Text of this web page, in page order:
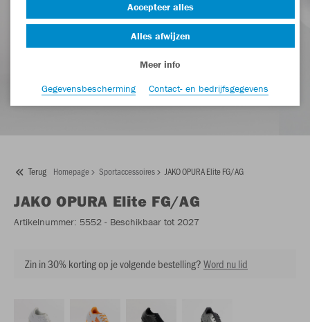
Terug Homepage Sportaccessoires JAKO OPURA Elite FG/AG
JAKO OPURA Elite FG/AG
Artikelnummer: 5552 - Beschikbaar tot 2027
Zin in 30% korting op je volgende bestelling?Word nu lid
Accepteer alles
Alles afwijzen
Meer info
Gegevensbescherming
Contact- en bedrijfsgegevens